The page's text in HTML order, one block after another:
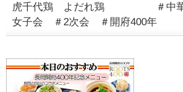
虎千代鶏 よだれ鶏 ＃中華
女子会 ＃2次会 ＃開府400年